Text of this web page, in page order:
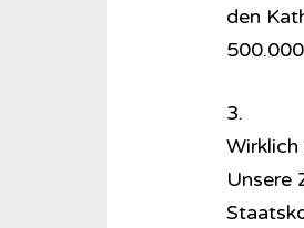
den
3.
Unsere